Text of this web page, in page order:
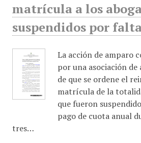
matrícula a los
suspendidos por
La acción de amparo
por una asociación de
de que se ordene el
matrícula de la
que fueron
pago de cuota anual
tres…